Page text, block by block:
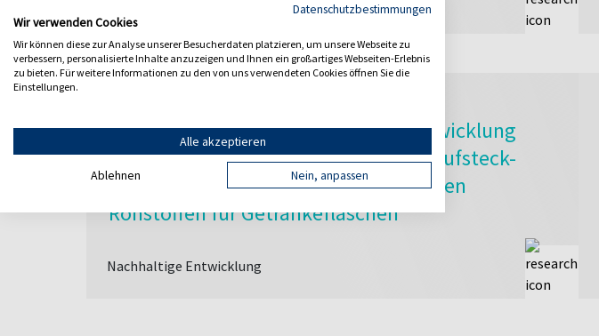
ZIM DDV | Druck-Dreh-Verschluss: Entwicklung
eines nachhaltigen kreislauffähigen Aufsteck-
Dreh-Verschlusses aus nachwachsenden
Rohstoffen für Getränkeflaschen
Nachhaltige Entwicklung
Datenschutzbestimmungen
Wir verwenden Cookies
Wir können diese zur Analyse unserer Besucherdaten platzieren, um unsere Webseite zu
verbessern, personalisierte Inhalte anzuzeigen und Ihnen ein großartiges Webseiten-Erlebnis
zu bieten. Für weitere Informationen zu den von uns verwendeten Cookies öffnen Sie die
Einstellungen.
Alle akzeptieren
Ablehnen Nein, anpassen